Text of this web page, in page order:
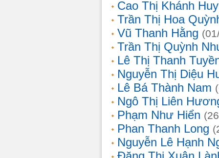
Cao Thị Khánh
Trần Thị Hoa
Vũ Thanh Hằng
Trần Thị Quỳnh
Lê Thị Thanh
Nguyễn Thị Diệu
Lê Bá Thành Nam
Ngô Thị Liên
Phạm Như Hiển
Phan Thanh Long
Nguyễn Lê Hạnh